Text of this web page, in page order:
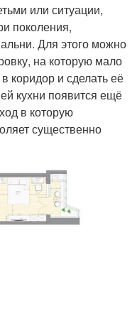
или ситуации,
поколения,
Для этого можно
на которую мало
коридор и сделать её
кухни появится ещё
в которую
существенно